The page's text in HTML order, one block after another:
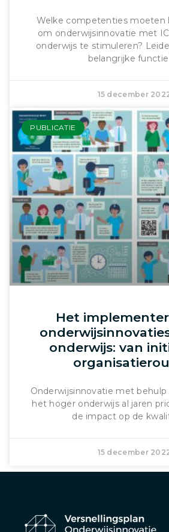
Welke competenties moeten
om onderwijsinnovatie met
onderwijs te stimuleren?
belangrijke
15 december
PUBLICATIE
Het
onderwijs: van
Onderwijsinnovatie met behulp
het hoger onderwijs al jaren
de impact op de
15 december